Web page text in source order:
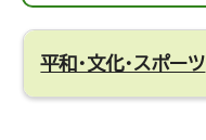
平和・文化・スポーツ